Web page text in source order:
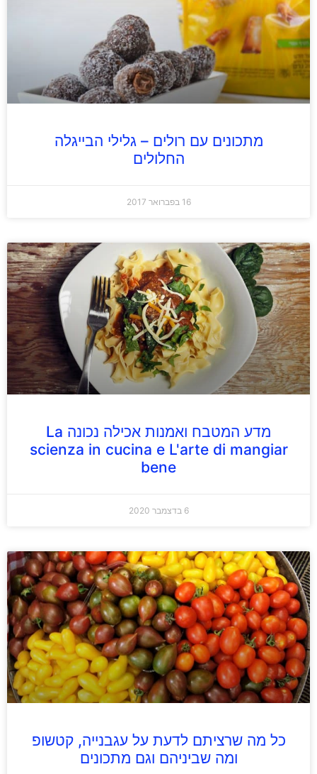
מתכונים עם רולים – גלילי הבייגלה
החלולים
16 בפברואר 2017
מדע המטבח ואמנות אכילה נכונה La
scienza in cucina e L'arte di mangiar
bene
6 בדצמבר 2020
כל מה שרציתם לדעת על עגבנייה, קטשופ
ומה שביניהם וגם מתכונים